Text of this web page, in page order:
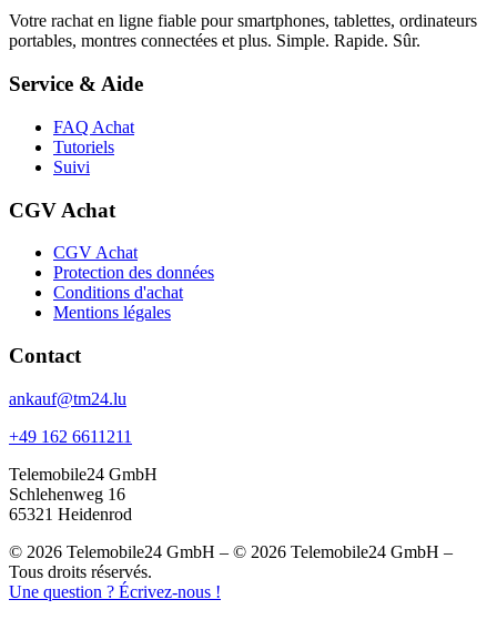
Votre rachat en ligne fiable pour smartphones, tablettes, ordinateurs
portables, montres connectées et plus. Simple. Rapide. Sûr.
Service & Aide
FAQ Achat
Tutoriels
Suivi
CGV Achat
CGV Achat
Protection des données
Conditions d'achat
Mentions légales
Contact
ankauf@tm24.lu
+49 162 6611211
Telemobile24 GmbH
Schlehenweg 16
65321 Heidenrod
© 2026 Telemobile24 GmbH – © 2026 Telemobile24 GmbH –
Tous droits réservés.
Une question ? Écrivez-nous !